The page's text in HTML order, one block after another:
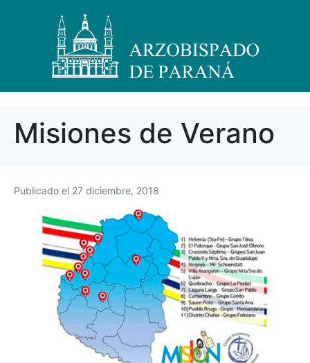
Misiones de Verano
Publicado el 27 diciembre, 2018